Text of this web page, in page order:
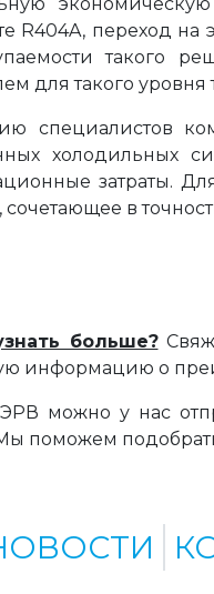
R404A, переход
такого
для такого уровня
специалистов
холодильных
затраты.
в
больше?
информацию о
ЭРВ можно у нас
поможем